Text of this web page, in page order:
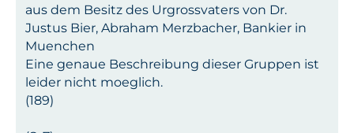
aus dem Besitz des Urgrossvaters von Dr.
Justus Bier, Abraham Merzbacher, Bankier in
Muenchen
Eine genaue Beschreibung dieser Gruppen ist
leider nicht moeglich.
(189)